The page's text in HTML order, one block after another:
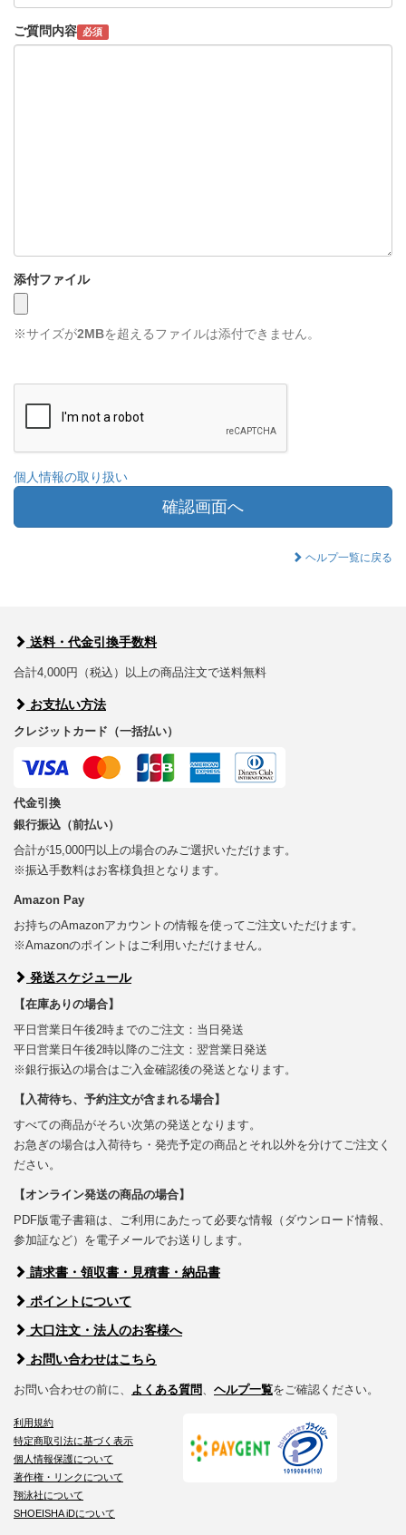
ご質問内容 必須
添付ファイル
※サイズが2MBを超えるファイルは添付できません。
個人情報の取り扱い
確認画面へ
ヘルプ一覧に戻る
送料・代金引換手数料
合計4,000円（税込）以上の商品注文で送料無料
お支払い方法
クレジットカード（一括払い）
代金引換
銀行振込（前払い）
合計が15,000円以上の場合のみご選択いただけます。
※振込手数料はお客様負担となります。
Amazon Pay
お持ちのAmazonアカウントの情報を使ってご注文いただけます。
※Amazonのポイントはご利用いただけません。
発送スケジュール
【在庫ありの場合】
平日営業日午後2時までのご注文：当日発送
平日営業日午後2時以降のご注文：翌営業日発送
※銀行振込の場合はご入金確認後の発送となります。
【入荷待ち、予約注文が含まれる場合】
すべての商品がそろい次第の発送となります。
お急ぎの場合は入荷待ち・発売予定の商品とそれ以外を分けてご注文く
ださい。
【オンライン発送の商品の場合】
PDF版電子書籍は、ご利用にあたって必要な情報（ダウンロード情報、
参加証など）を電子メールでお送りします。
請求書・領収書・見積書・納品書
ポイントについて
大口注文・法人のお客様へ
お問い合わせはこちら
お問い合わせの前に、 よくある質問 ヘルプ一覧をご確認ください。
利用規約
特定商取引法に基づく表示
個人情報保護について
著作権・リンクについて
翔泳社について
SHOEISHA iDについて